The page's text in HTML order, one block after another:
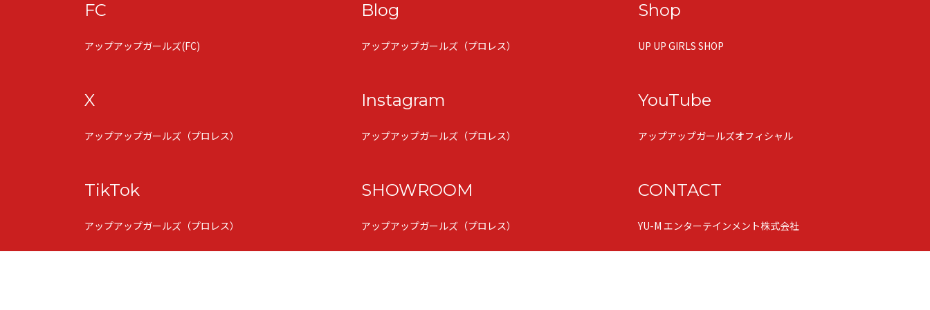
FC
アップアップガールズ(FC)
Blog
アップアップガールズ（プロレス）
Shop
UP UP GIRLS SHOP
X
アップアップガールズ（プロレス）
Instagram
アップアップガールズ（プロレス）
YouTube
アップアップガールズオフィシャル
TikTok
アップアップガールズ（プロレス）
SHOWROOM
アップアップガールズ（プロレス）
CONTACT
YU-M エンターテインメント株式会社